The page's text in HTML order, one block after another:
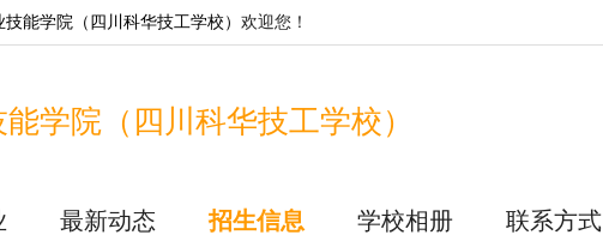
能学院（四川科华技工学校） 欢迎您！
学院（四川科华技工学校）
最新动态 招生信息 学校相册 联系方式